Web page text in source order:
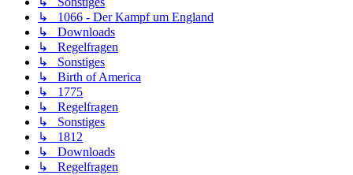
↳ 1066 - Der Kampf um England
↳ Downloads
↳ Regelfragen
↳ Sonstiges
↳ Birth of America
↳ 1775
↳ Regelfragen
↳ Sonstiges
↳ 1812
↳ Downloads
↳ Regelfragen